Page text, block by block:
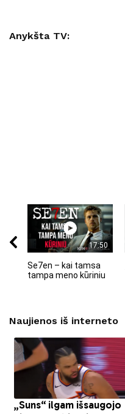
Anykšta TV:
17:50
Se7en – kai tamsa
tampa meno kūriniu
Naujienos iš interneto